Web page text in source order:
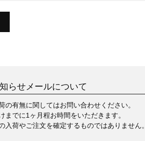
らせメールについて
の有無に関してはお問い合わせください。
までに1ヶ月程お時間をいただきます。
入荷やご注文を確定するものではありません。